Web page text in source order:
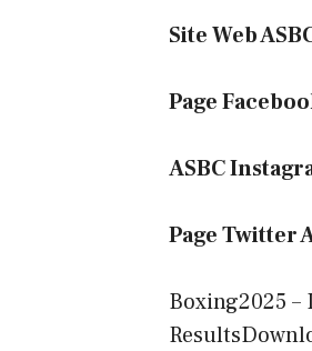
Site Web
Page
ASBC
Page Twitter
Boxing2025 –